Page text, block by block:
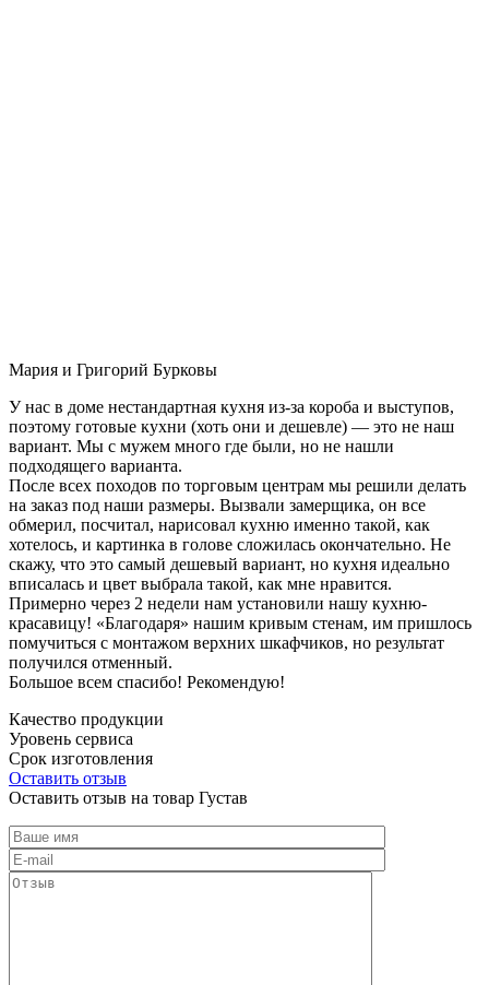
Мария и Григорий Бурковы
У нас в доме нестандартная кухня из-за короба и выступов,
поэтому готовые кухни (хоть они и дешевле) — это не наш
вариант. Мы с мужем много где были, но не нашли
подходящего варианта.
После всех походов по торговым центрам мы решили делать
на заказ под наши размеры. Вызвали замерщика, он все
обмерил, посчитал, нарисовал кухню именно такой, как
хотелось, и картинка в голове сложилась окончательно. Не
скажу, что это самый дешевый вариант, но кухня идеально
вписалась и цвет выбрала такой, как мне нравится.
Примерно через 2 недели нам установили нашу кухню-
красавицу! «Благодаря» нашим кривым стенам, им пришлось
помучиться с монтажом верхних шкафчиков, но результат
получился отменный.
Большое всем спасибо! Рекомендую!
Качество продукции
Уровень сервиса
Срок изготовления
Оставить отзыв
Оставить отзыв на товар Густав